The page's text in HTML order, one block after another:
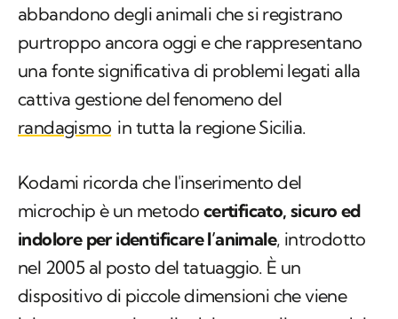
L’iniziativa contribuirà a prevenire i tristi casi di
abbandono degli animali che si registrano
purtroppo ancora oggi e che rappresentano
una fonte significativa di problemi legati alla
cattiva gestione del fenomeno del
Kodami ricorda che l'inserimento del
microchip è un metodocertificato, sicuro ed
indolore per identificare l’animale , introdotto
nel 2005 al posto del tatuaggio. È un